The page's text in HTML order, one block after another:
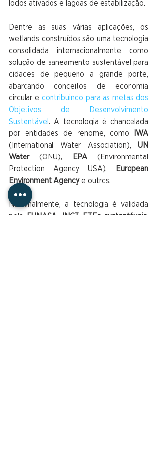
lodos ativados e lagoas de estabilização.
Dentre as suas várias aplicações, os
wetlands construídos são uma tecnologia
consolidada internacionalmente como
solução de saneamento sustentável para
cidades de pequeno a grande porte,
abarcando conceitos de economia
circular e contribuindo para as metas dos
Objetivos de Desenvolvimento
Sustentável . A tecnologia é chancelada
por entidades de renome, como
IWA
(International Water Association), UN
Water (ONU), EPA (Environmental
Protection Agency USA),
European
Environment Agency e outros.
Nacionalmente, a tecnologia é validada
pela FUNASA, INCT ETEs sustentáveis,